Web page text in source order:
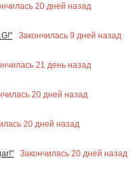
20 дней назад
Закончилась 9 дней назад
21 день назад
20 дней назад
20 дней назад
Закончилась 20 дней назад